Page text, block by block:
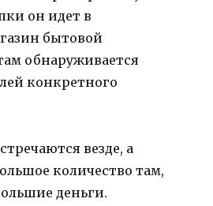
он идет в
бытовой
обнаруживается
конкретного
везде, а
количество там,
деньги.